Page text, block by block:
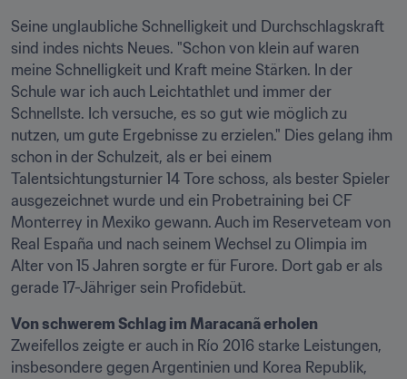
Seine unglaubliche Schnelligkeit und Durchschlagskraft
sind indes nichts Neues. "Schon von klein auf waren
meine Schnelligkeit und Kraft meine Stärken. In der
Schule war ich auch Leichtathlet und immer der
Schnellste. Ich versuche, es so gut wie möglich zu
nutzen, um gute Ergebnisse zu erzielen." Dies gelang ihm
schon in der Schulzeit, als er bei einem
Talentsichtungsturnier 14 Tore schoss, als bester Spieler
ausgezeichnet wurde und ein Probetraining bei CF
Monterrey in Mexiko gewann. Auch im Reserveteam von
Real España und nach seinem Wechsel zu Olimpia im
Alter von 15 Jahren sorgte er für Furore. Dort gab er als
gerade 17-Jähriger sein Profidebüt.
Von schwerem Schlag im Maracanã erholen
Zweifellos zeigte er auch in Río 2016 starke Leistungen,
insbesondere gegen Argentinien und Korea Republik,